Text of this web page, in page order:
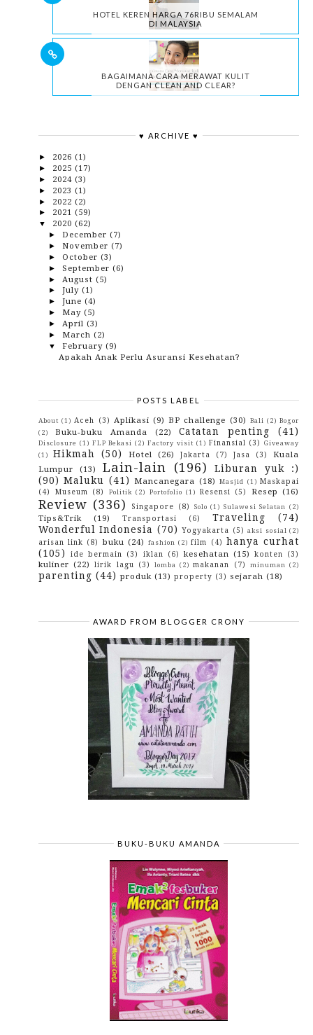
HOTEL KEREN HARGA 76RIBU SEMALAM
DI MALAYSIA
BAGAIMANA CARA MERAWAT KULIT
DENGAN CLEAN AND CLEAR?
♥ ARCHIVE ♥
► 2026 (1)
► 2025 (17)
► 2024 (3)
► 2023 (1)
► 2022 (2)
► 2021 (59)
▼ 2020 (62)
► December (7)
► November (7)
► October (3)
► September (6)
► August (5)
► July (1)
► June (4)
► May (5)
► April (3)
► March (2)
▼ February (9)
Apakah Anak Perlu Asuransi Kesehatan?
Keliling Palembang Dari Cuaca Panas Sampai
Selamat Datang Di Bumi Sriwijaya
Jangan sedih dengan tubuh kecilmu
Eh Naik Lion Udah Nggak Delay Loh
3 Tips Memilih Jasa Konsultan Listrik Terpercaya d...
Prediksi Tren Makeup Terbaru Yang Masih Hits Di
Ta...
►January(10)
► 2019 (82)
► 2018 (153)
►2016(142)
►2015(10)
►2014(4)
►2013(3)
POSTS LABEL
About (1) Aceh (3) Aplikasi (9) BP challenge (30) Bali (2) Bogor
(2)
Buku-buku Amanda (22) Catatan penting (41)
Disclosure (1) FLP Bekasi (2) Factory visit (1) Finansial (3)
Giveaway
(1)
Hikmah (50) Hotel (26) Jakarta (7) Jasa (3)
Kuala
Lumpur
(13) Lain-lain (196)
Liburan yuk :)
(90) Maluku (41) Mancanegara (18) Masjid (1) Maskapai
(4)
Museum (8) Politik (2) Portofolio (1) Resensi (5) Resep (16)
Review (336) Singapore (8) Solo (1) Sulawesi Selatan (2)
Tips&Trik (19) Transportasi (6) Traveling
(74)
Wonderful Indonesia (70) Yogyakarta (5) aksi sosial (2)
arisan link (8) buku (24) fashion (2) film (4) hanya curhat
(105)
ide bermain (3) iklan (6) kesehatan (15) konten (3)
kuliner (22) lirik lagu (3) lomba (2) makanan (7) minuman (2)
parenting (44) produk (13) property (3) sejarah (18)
AWARD FROM BLOGGER CRONY
BUKU-BUKU AMANDA